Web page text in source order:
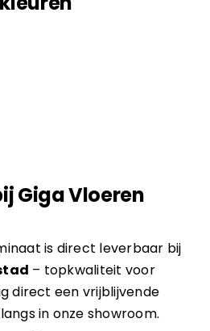
Giga Vloeren
is direct leverbaar bij
– topkwaliteit voor
direct een vrijblijvende
in onze showroom.